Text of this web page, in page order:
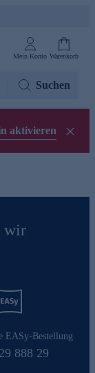
Mein Konto Warenkorb
Suchen
aktivieren
wir
EASy-Bestellung
888 29